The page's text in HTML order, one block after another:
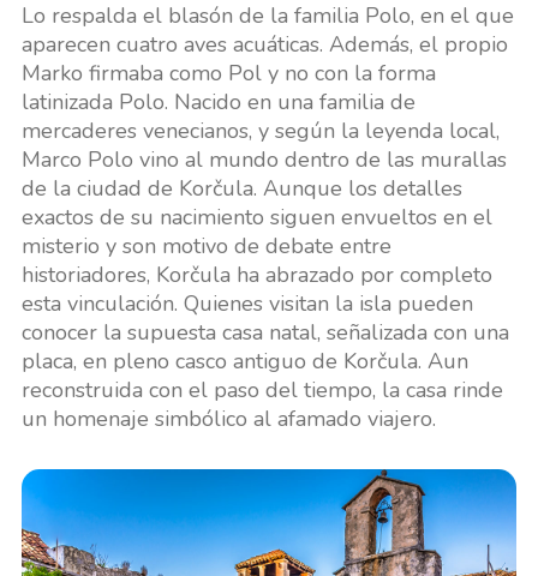
Lo respalda el blasón de la familia Polo, en el que
aparecen cuatro aves acuáticas. Además, el propio
Marko firmaba como Pol y no con la forma
latinizada Polo. Nacido en una familia de
mercaderes venecianos, y según la leyenda local,
Marco Polo vino al mundo dentro de las murallas
de la ciudad de Korčula. Aunque los detalles
exactos de su nacimiento siguen envueltos en el
misterio y son motivo de debate entre
historiadores, Korčula ha abrazado por completo
esta vinculación. Quienes visitan la isla pueden
conocer la supuesta casa natal, señalizada con una
placa, en pleno casco antiguo de Korčula. Aun
reconstruida con el paso del tiempo, la casa rinde
un homenaje simbólico al afamado viajero.